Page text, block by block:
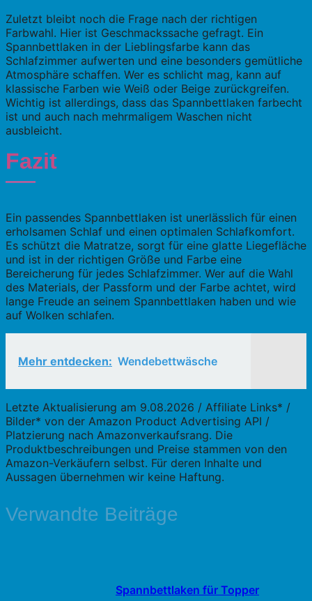
Zuletzt bleibt noch die Frage nach der richtigen
Farbwahl. Hier ist Geschmackssache gefragt. Ein
Spannbettlaken in der Lieblingsfarbe kann das
Schlafzimmer aufwerten und eine besonders gemütliche
Atmosphäre schaffen. Wer es schlicht mag, kann auf
klassische Farben wie Weiß oder Beige zurückgreifen.
Wichtig ist allerdings, dass das Spannbettlaken farbecht
ist und auch nach mehrmaligem Waschen nicht
ausbleicht.
Fazit
Ein passendes Spannbettlaken ist unerlässlich für einen
erholsamen Schlaf und einen optimalen Schlafkomfort.
Es schützt die Matratze, sorgt für eine glatte Liegefläche
und ist in der richtigen Größe und Farbe eine
Bereicherung für jedes Schlafzimmer. Wer auf die Wahl
des Materials, der Passform und der Farbe achtet, wird
lange Freude an seinem Spannbettlaken haben und wie
auf Wolken schlafen.
Mehr entdecken: Wendebettwäsche
Letzte Aktualisierung am 9.08.2026 / Affiliate Links* /
Bilder* von der Amazon Product Advertising API /
Platzierung nach Amazonverkaufsrang. Die
Produktbeschreibungen und Preise stammen von den
Amazon-Verkäufern selbst. Für deren Inhalte und
Aussagen übernehmen wir keine Haftung.
Verwandte Beiträge
Spannbettlaken für Topper